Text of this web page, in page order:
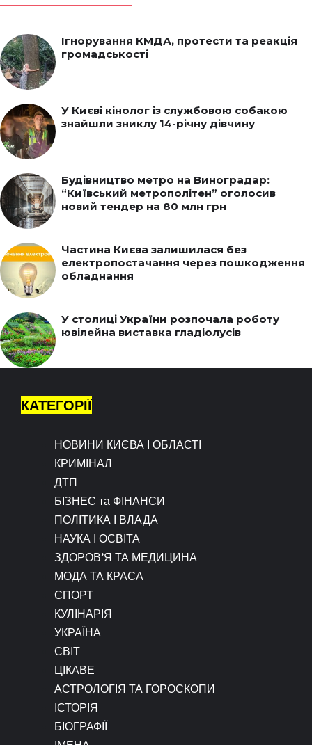
Ігнорування КМДА, протести та реакція
громадськості
У Києві кінолог із службовою собакою
знайшли зниклу 14-річну дівчину
Будівництво метро на Виноградар:
“Київський метрополітен” оголосив
новий тендер на 80 млн грн
Частина Києва залишилася без
електропостачання через пошкодження
обладнання
У столиці України розпочала роботу
ювілейна виставка гладіолусів
КАТЕГОРІЇ
НОВИНИ КИЄВА І ОБЛАСТІ
КРИМІНАЛ
ДТП
БІЗНЕС та ФІНАНСИ
ПОЛІТИКА І ВЛАДА
НАУКА І ОСВІТА
ЗДОРОВ’Я ТА МЕДИЦИНА
МОДА ТА КРАСА
СПОРТ
КУЛІНАРІЯ
УКРАЇНА
СВІТ
ЦІКАВЕ
АСТРОЛОГІЯ ТА ГОРОСКОПИ
ІСТОРІЯ
БІОГРАФІЇ